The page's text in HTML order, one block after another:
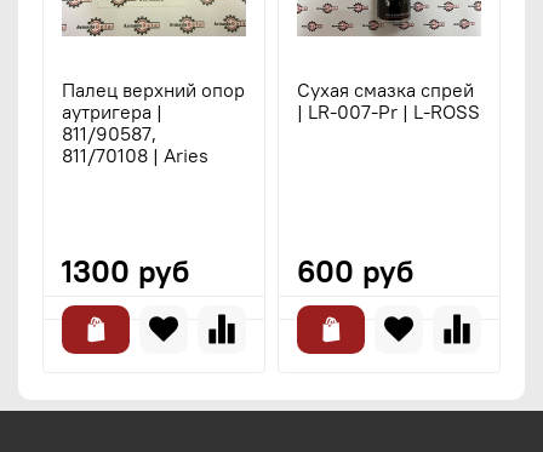
Палец верхний опор
аутригера |
811/90587,
811/70108 | Aries
1300 руб
Сухая смазка спрей
| LR-007-Pr | L-ROSS
600 руб